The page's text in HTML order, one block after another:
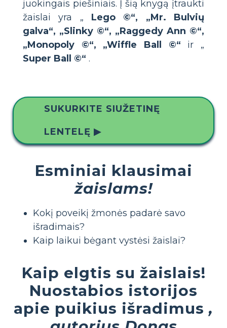
juokingais piešiniais. Į šią knygą įtraukti
žaislai yra „ Lego ©“, „Mr. Bulvių
galva“, „Slinky ©“, „Raggedy Ann ©“,
„Monopoly ©“, „Wiffle Ball ©“ ir „
Super Ball ©“ .
SUKURKITE SIUŽETINĘ
LENTELĘ ▶
Esminiai klausimai
žaislams!
Kokį poveikį žmonės padarė savo
išradimais?
Kaip laikui bėgant vystėsi žaislai?
Kaip elgtis su žaislais!
Nuostabios istorijos
apie puikius išradimus ,